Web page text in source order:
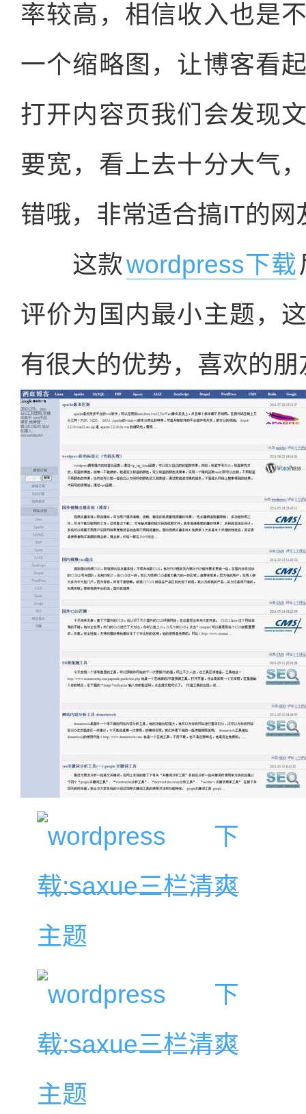
率较高，相信收入也是
一个缩略图，让博客看
打开内容页我们会发现
要宽，看上去十分大气
错哦，非常适合搞IT的
这款wordpress下载
评价为国内最小主题，
有很大的优势，喜欢的